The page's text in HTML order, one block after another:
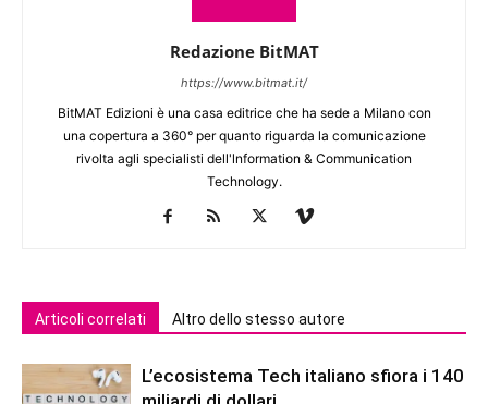
Redazione BitMAT
https://www.bitmat.it/
BitMAT Edizioni è una casa editrice che ha sede a Milano con
una copertura a 360° per quanto riguarda la comunicazione
rivolta agli specialisti dell'lnformation & Communication
Technology.
Articoli correlati Altro dello stesso autore
L’ecosistema Tech italiano sfiora i 140